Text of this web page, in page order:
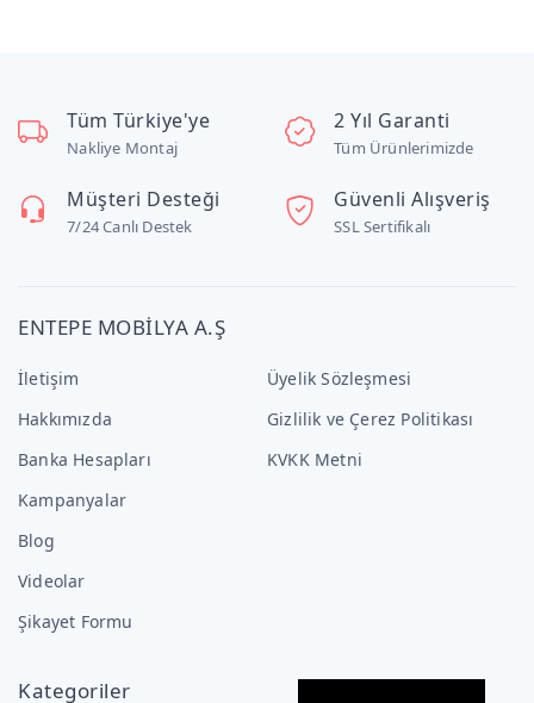
Tüm Türkiye'ye
Nakliye Montaj
2 Yıl Garanti
Tüm Ürünlerimizde
Müşteri Desteği
7/24 Canlı Destek
Güvenli Alışveriş
SSL Sertifikalı
ENTEPE MOBİLYA A.Ş
İletişim
Hakkımızda
Banka Hesapları
Kampanyalar
Blog
Videolar
Şikayet Formu
Üyelik Sözleşmesi
Gizlilik ve Çerez Politikası
KVKK Metni
Kategoriler